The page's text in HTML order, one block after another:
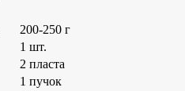
200-250 г
1 шт.
2 пласта
1 пучок